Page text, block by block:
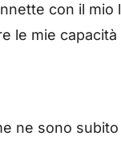
con il mio
le mie
ne sono